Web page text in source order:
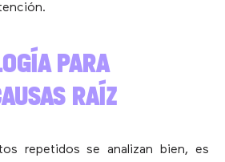
PARA
RAÍZ
repetidos se analizan bien, es